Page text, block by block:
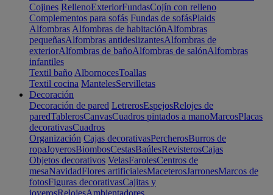
Cojines RellenoExteriorFundasCojín con relleno
Complementos para sofás Fundas de sofásPlaids
Alfombras Alfombras de habitaciónAlfombras
pequeñasAlfombras antideslizantesAlfombras de
exteriorAlfombras de bañoAlfombras de salónAlfombras
infantiles
Textil baño AlbornocesToallas
Textil cocina MantelesServilletas
Decoración
Decoración de pared LetrerosEspejosRelojes de
paredTablerosCanvasCuadros pintados a manoMarcosPlacas
decorativasCuadros
Organización Cajas decorativasPercherosBurros de
ropaJoyerosBiombosCestasBaúlesRevisterosCajas
Objetos decorativos VelasFarolesCentros de
mesaNavidadFlores artificialesMaceterosJarronesMarcos de
fotosFiguras decorativasCajitas y
joyerosRelojesAmbientadores